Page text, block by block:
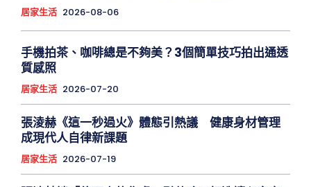
居家生活 2026-08-06
手機拍茶、咖啡總是不夠美？3個簡單技巧拍出通透
質感照
居家生活 2026-07-20
張淩赫《這一秒過火》體態引熱議 健康身材管理
成現代人自律新課題
居家生活 2026-07-19